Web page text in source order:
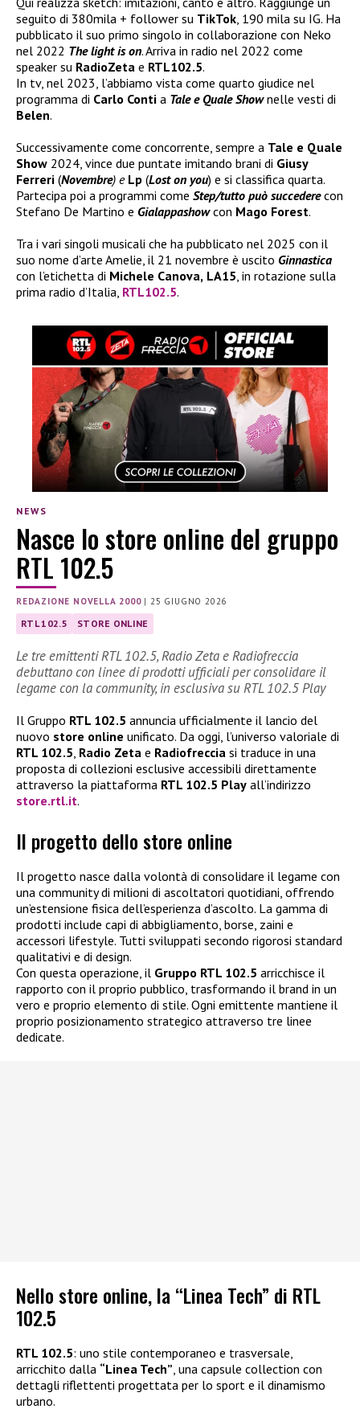
seguito di 380mila + follower su TikTok , 190 mila su IG. Ha
pubblicato il suo primo singolo in collaborazione con Neko
nel 2022 The light is on. Arriva in radio nel 2022 come
speaker su RadioZeta e RTL102.5.
In tv, nel 2023, l’abbiamo vista come quarto giudice nel
programma di Carlo Conti a Tale e Quale Shownelle vesti di
Belen.
Successivamente come concorrente, sempre a Tale e Quale
Show 2024, vince due puntate imitando brani di Giusy
Ferreri (Novembre) e Lp (Lost on you) e si classifica quarta.
Partecipa poi a programmi come Step/tutto può succederecon
Stefano De Martino e Gialappashowcon Mago Forest.
Tra i vari singoli musicali che ha pubblicato nel 2025 con il
suo nome d’arte Amelie, il 21 novembre è uscito Ginnastica
con l’etichetta di Michele Canova, LA15 , in rotazione sulla
prima radio d’Italia, RTL102.5.
NEWS
Nasce lo store online del gruppo
RTL 102.5
REDAZIONE NOVELLA 2000|25 GIUGNO 2026
RTL 102.5 STORE ONLINE
Le tre emittenti RTL 102.5, Radio Zeta e Radiofreccia
debuttano con linee di prodotti ufficiali per consolidare il
legame con la community, in esclusiva su RTL 102.5 Play
Il Gruppo RTL 102.5 annuncia ufficialmente il lancio del
nuovo store online unificato. Da oggi, l’universo valoriale di
RTL 102.5, Radio Zeta e Radiofreccia si traduce in una
proposta di collezioni esclusive accessibili direttamente
attraverso la piattaforma RTL 102.5 Play all’indirizzo
store.rtl.it.
Il progetto dello store online
Il progetto nasce dalla volontà di consolidare il legame con
una community di milioni di ascoltatori quotidiani, offrendo
un’estensione fisica dell’esperienza d’ascolto. La gamma di
prodotti include capi di abbigliamento, borse, zaini e
accessori lifestyle. Tutti sviluppati secondo rigorosi standard
qualitativi e di design.
Con questa operazione, il Gruppo RTL 102.5 arricchisce il
rapporto con il proprio pubblico, trasformando il brand in un
vero e proprio elemento di stile. Ogni emittente mantiene il
proprio posizionamento strategico attraverso tre linee
dedicate.
Nello store online, la “Linea Tech” di RTL
102.5
RTL 102.5: uno stile contemporaneo e trasversale,
arricchito dalla “Linea Tech” , una capsule collection con
dettagli riflettenti progettata per lo sport e il dinamismo
urbano.